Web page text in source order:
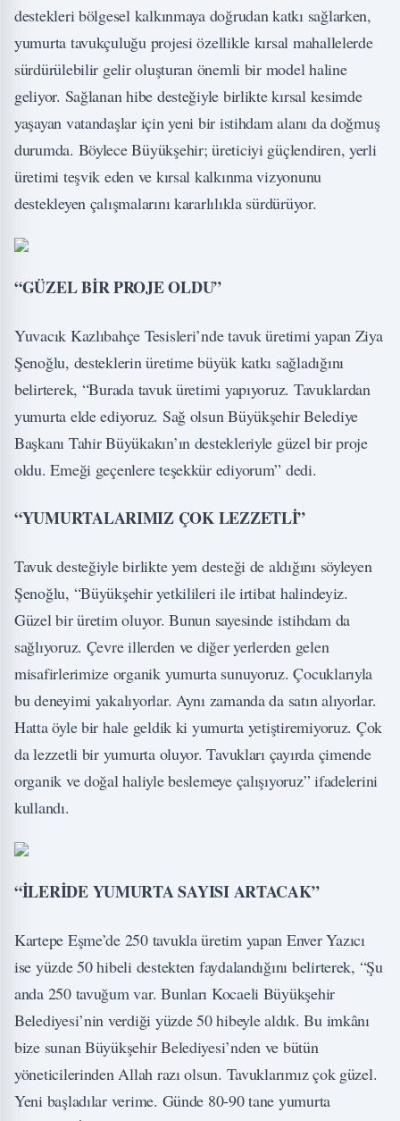
destekleri bölgesel kalkınmaya doğrudan katkı sağlarken,
yumurta tavukçuluğu projesi özellikle kırsal mahallelerde
sürdürülebilir gelir oluşturan önemli bir model haline
geliyor. Sağlanan hibe desteğiyle birlikte kırsal kesimde
yaşayan vatandaşlar için yeni bir istihdam alanı da doğmuş
durumda. Böylece Büyükşehir; üreticiyi güçlendiren, yerli
üretimi teşvik eden ve kırsal kalkınma vizyonunu
destekleyen çalışmalarını kararlılıkla sürdürüyor.
“GÜZEL BİR PROJE OLDU”
Yuvacık Kazlıbahçe Tesisleri’nde tavuk üretimi yapan Ziya
Şenoğlu, desteklerin üretime büyük katkı sağladığını
belirterek, “Burada tavuk üretimi yapıyoruz. Tavuklardan
yumurta elde ediyoruz. Sağ olsun Büyükşehir Belediye
Başkanı Tahir Büyükakın’ın destekleriyle güzel bir proje
oldu. Emeği geçenlere teşekkür ediyorum” dedi.
“YUMURTALARIMIZ ÇOK LEZZETLİ”
Tavuk desteğiyle birlikte yem desteği de aldığını söyleyen
Şenoğlu, “Büyükşehir yetkilileri ile irtibat halindeyiz.
Güzel bir üretim oluyor. Bunun sayesinde istihdam da
sağlıyoruz. Çevre illerden ve diğer yerlerden gelen
misafirlerimize organik yumurta sunuyoruz. Çocuklarıyla
bu deneyimi yakalıyorlar. Aynı zamanda da satın alıyorlar.
Hatta öyle bir hale geldik ki yumurta yetiştiremiyoruz. Çok
da lezzetli bir yumurta oluyor. Tavukları çayırda çimende
organik ve doğal haliyle beslemeye çalışıyoruz” ifadelerini
kullandı.
“İLERİDE YUMURTA SAYISI ARTACAK”
Kartepe Eşme’de 250 tavukla üretim yapan Enver Yazıcı
ise yüzde 50 hibeli destekten faydalandığını belirterek, “Şu
anda 250 tavuğum var. Bunları Kocaeli Büyükşehir
Belediyesi’nin verdiği yüzde 50 hibeyle aldık. Bu imkânı
bize sunan Büyükşehir Belediyesi’nden ve bütün
yöneticilerinden Allah razı olsun. Tavuklarımız çok güzel.
Yeni başladılar verime. Günde 80-90 tane yumurta